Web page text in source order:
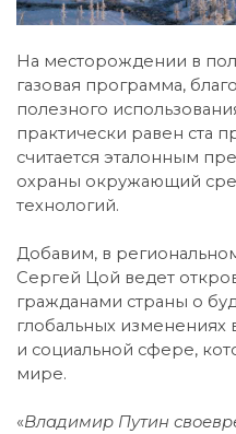
На месторождении в
газовая программа,
полезного
практически равен ста
считается эталонным
охраны окружающий
технологий.
Добавим, в
Сергей Цой ведет
гражданами страны о
глобальных изменениях
и социальной сфере,
мире.
«Владимир Путин